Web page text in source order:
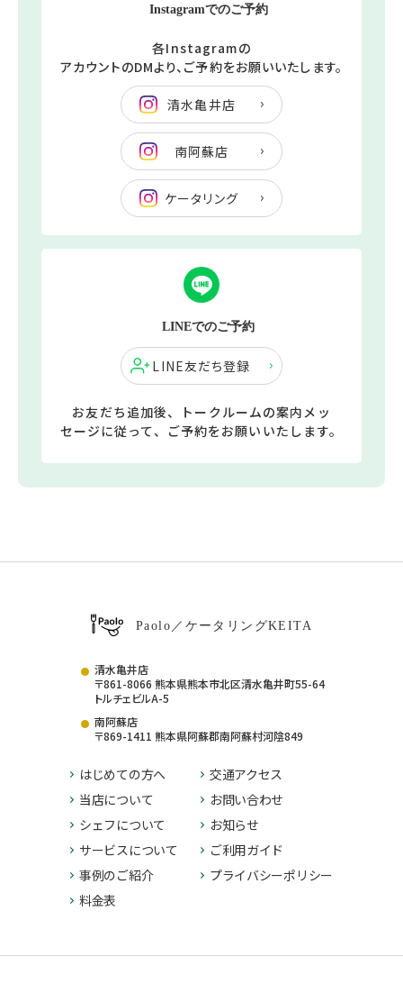
Instagramでのご予約
各Instagramの
アカウントのDMより、ご予約をお願いいたします。
清水亀井店
南阿蘇店
ケータリング
LINEでのご予約
LINE友だち登録
お友だち追加後、トークルームの案内メッ
セージに従って、ご予約をお願いいたします。
Paolo ／ ケータリングKEITA
清水亀井店
〒861-8066 熊本県熊本市北区清水亀井町55-64
トルチェビルA-5
南阿蘇店
〒869-1411 熊本県阿蘇郡南阿蘇村河陰849
はじめての方へ
当店について
シェフについて
サービスについて
事例のご紹介
料金表
交通アクセス
お問い合わせ
お知らせ
ご利用ガイド
プライバシーポリシー